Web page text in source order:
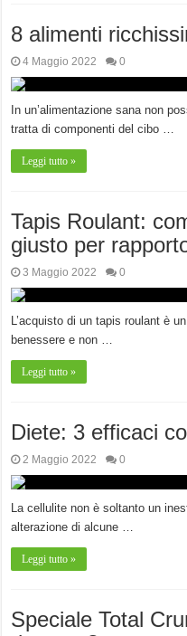
8 alimenti
4 Maggio 2022 0
In un’alimentazione sana non
tratta di componenti del cibo …
Leggi tutto »
Tapis Roulant:
giusto per
3 Maggio 2022 0
L’acquisto di un tapis roulant è
benessere e non …
Leggi tutto »
Diete: 3 efficaci
2 Maggio 2022 0
La cellulite non è soltanto un
alterazione di alcune …
Leggi tutto »
Speciale Total